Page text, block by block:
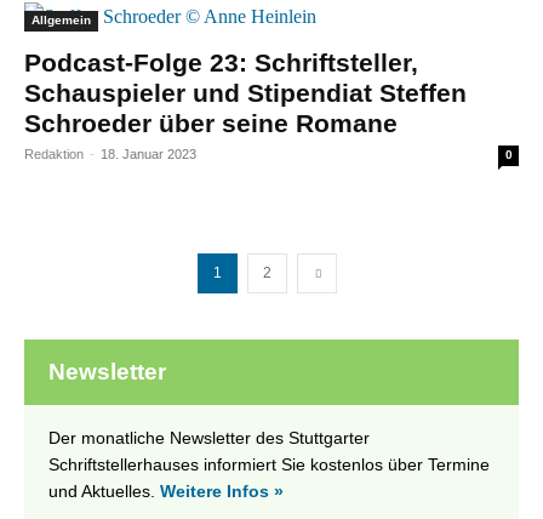
Allgemein
Podcast-Folge 23: Schriftsteller,
Schauspieler und Stipendiat Steffen
Schroeder über seine Romane
Redaktion - 18. Januar 2023 0
1 2
Newsletter
Der monatliche Newsletter des Stuttgarter
Schriftstellerhauses informiert Sie kostenlos über Termine
und Aktuelles. Weitere Infos »